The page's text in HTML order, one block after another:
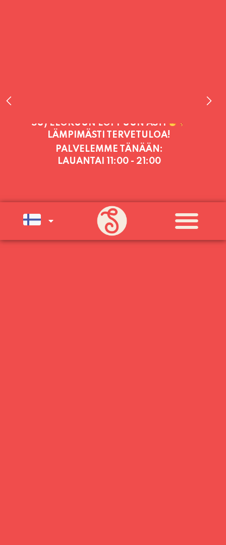
PALVELEMME TÄNÄÄN:
LAUANTAI11:00 - 21:00
PALVELEMME PÄIVITTÄIN (MA-SU
AVOINNA VIIKONLOPPUISIN (PE-
SU) ELOKUUN LOPPUUN ASTI
LÄMPIMÄSTI TERVETULOA!